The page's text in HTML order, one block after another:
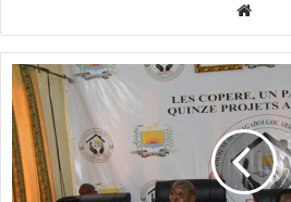
bsi
te
A
r
r
o
n
d